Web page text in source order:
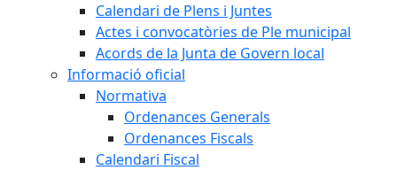
Calendari de Plens i Juntes
Actes i convocatòries de Ple municipal
Acords de la Junta de Govern local
Informació oficial
Normativa
Ordenances Generals
Ordenances Fiscals
Calendari Fiscal